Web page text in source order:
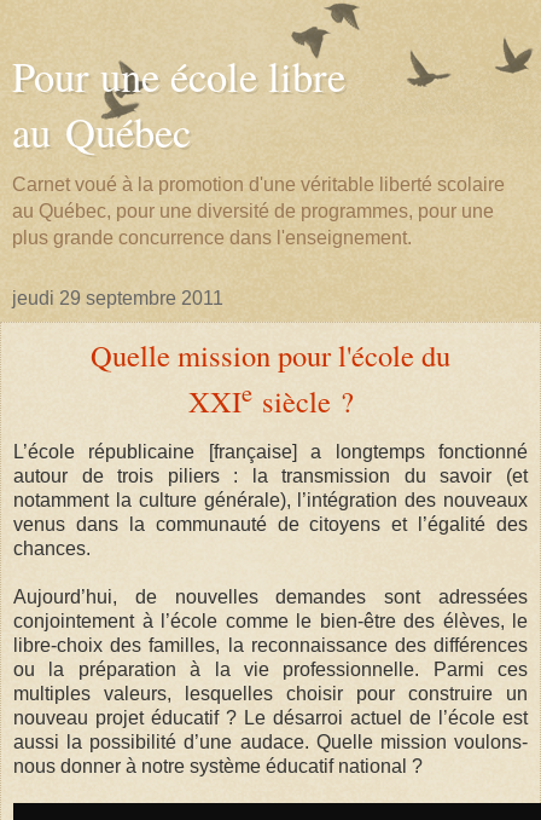
Pour une école libre
au Québec
Carnet voué à la promotion d'une véritable liberté scolaire
au Québec, pour une diversité de programmes, pour une
plus grande concurrence dans l'enseignement.
jeudi 29 septembre 2011
Quelle mission pour l'école du
XXIesiècle ?
L’école républicaine [française] a longtemps fonctionné
autour de trois piliers : la transmission du savoir (et
notamment la culture générale), l’intégration des nouveaux
venus dans la communauté de citoyens et l’égalité des
chances.
Aujourd’hui, de nouvelles demandes sont adressées
conjointement à l’école comme le bien-être des élèves, le
libre-choix des familles, la reconnaissance des différences
ou la préparation à la vie professionnelle. Parmi ces
multiples valeurs, lesquelles choisir pour construire un
nouveau projet éducatif ? Le désarroi actuel de l’école est
aussi la possibilité d’une audace. Quelle mission voulons-
nous donner à notre système éducatif national ?